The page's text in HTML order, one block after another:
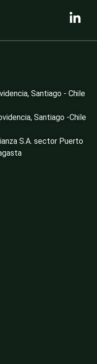
i
k
n
i
Santiago - Chile
Santiago -Chile
S.A. sector Puerto